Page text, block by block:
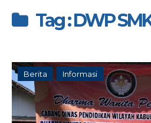
Tag : DWP
Berita Informasi